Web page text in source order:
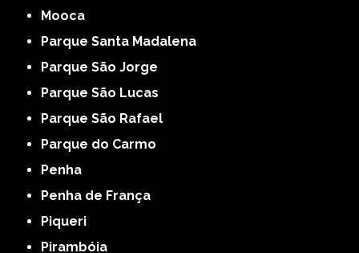
Mooca
Parque Santa Madalena
Parque São Jorge
Parque São Lucas
Parque São Rafael
Parque do Carmo
Penha
Penha de França
Piqueri
Pirambóia